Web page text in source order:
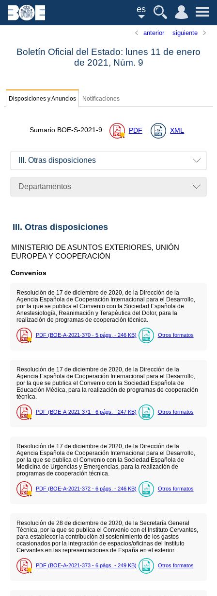
es
anterior siguiente
Boletín Oficial del Estado: lunes 11 de enero
de 2021, Núm. 9
Disposiciones y Anuncios Notificaciones
Sumario BOE-S-2021-9: PDF XML
III. Otras disposiciones
Departamentos
III. Otras disposiciones
MINISTERIO DE ASUNTOS EXTERIORES, UNIÓN
EUROPEA Y COOPERACIÓN
Convenios
Resolución de 17 de diciembre de 2020, de la Dirección de la
Agencia Española de Cooperación Internacional para el Desarrollo,
por la que se publica el Convenio con la Sociedad Española de
Anestesiología, Reanimación y Terapéutica del Dolor, para la
realización de programas de cooperación técnica.
PDF (BOE-A-2021-370 - 5 págs. - 246 KB) Otros formatos
Resolución de 17 de diciembre de 2020, de la Dirección de la
Agencia Española de Cooperación Internacional para el Desarrollo,
por la que se publica el Convenio con la Sociedad Española de
Educación Médica, para la realización de programas de cooperación
técnica.
PDF (BOE-A-2021-371 - 6 págs. - 247 KB) Otros formatos
Resolución de 17 de diciembre de 2020, de la Dirección de la
Agencia Española de Cooperación Internacional para el Desarrollo,
por la que se publica el Convenio con la Sociedad Española de
Medicina de Urgencias y Emergencias, para la realización de
programas de cooperación técnica.
PDF (BOE-A-2021-372 - 6 págs. - 246 KB) Otros formatos
Resolución de 28 de diciembre de 2020, de la Secretaría General
Técnica, por la que se publica el Convenio con el Instituto Cervantes,
para establecer la contribución al sostenimiento de los gastos
ocasionados por la integración de espacios/oficinas del Instituto
Cervantes en las representaciones de España en el exterior.
PDF (BOE-A-2021-373 - 6 págs. - 249 KB) Otros formatos